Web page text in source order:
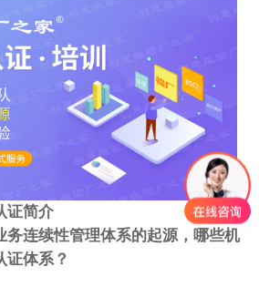
证简介
务连续性管理体系的起源，哪些机
证体系？